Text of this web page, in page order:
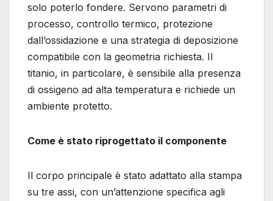
solo poterlo fondere. Servono parametri di
processo, controllo termico, protezione
dall’ossidazione e una strategia di deposizione
compatibile con la geometria richiesta. Il
titanio, in particolare, è sensibile alla presenza
di ossigeno ad alta temperatura e richiede un
ambiente protetto.
Come è stato riprogettato il componente
Il corpo principale è stato adattato alla stampa
su tre assi, con un’attenzione specifica agli